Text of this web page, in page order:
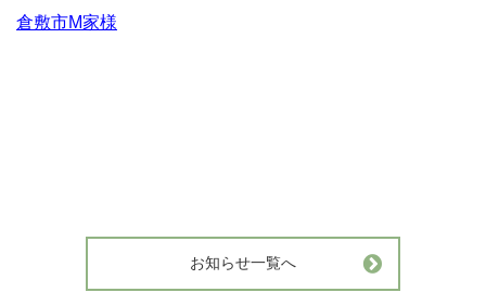
倉敷市M家様
お知らせ一覧へ